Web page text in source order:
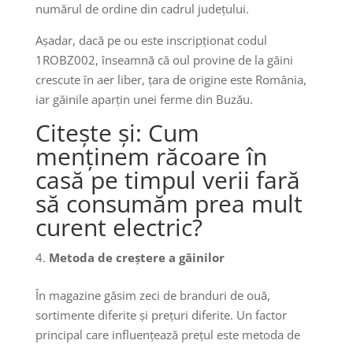
numărul de ordine din cadrul județului.
Așadar, dacă pe ou este inscripționat codul
1ROBZ002, înseamnă că oul provine de la găini
crescute în aer liber, țara de origine este România,
iar găinile aparțin unei ferme din Buzău.
Citește și: Cum
menținem răcoare în
casă pe timpul verii fară
să consumăm prea mult
curent electric?
Metoda de creștere a găinilor
În magazine găsim zeci de branduri de ouă,
sortimente diferite și prețuri diferite. Un factor
principal care influențează prețul este metoda de